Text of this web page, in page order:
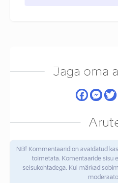
Jaga oma
NB! Kommentaarid on avaldatud
toimetata. Komentaaride sisu
seisukohtadega. Kui märkad